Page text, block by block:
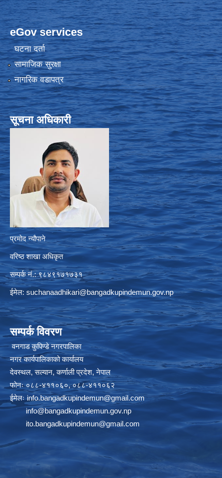
eGov services
घटना दर्ता
सामाजिक सुरक्षा
नागरिक वडापत्र
सूचना अधिकारी
प्रमोद न्यौपाने
वरिष्ठ शाखा अधिकृत
सम्पर्क नं.: ९८४९१७१७३१
ईमेल: suchanaadhikari@bangadkupindemun.gov.np
सम्पर्क विवरण
वनगाड कुपिण्डे नगरपालिका
नगर कार्यपालिकाको कार्यालय
देवस्थल, सल्यान, कर्णाली प्रदेश, नेपाल
फोनः ०८८-४११०६०, ०८८-४११०६२
ईमेलःinfo.bangadkupindemun@gmail.com
info@bangadkupindemun.gov.np
ito.bangadkupindemun@gmail.com